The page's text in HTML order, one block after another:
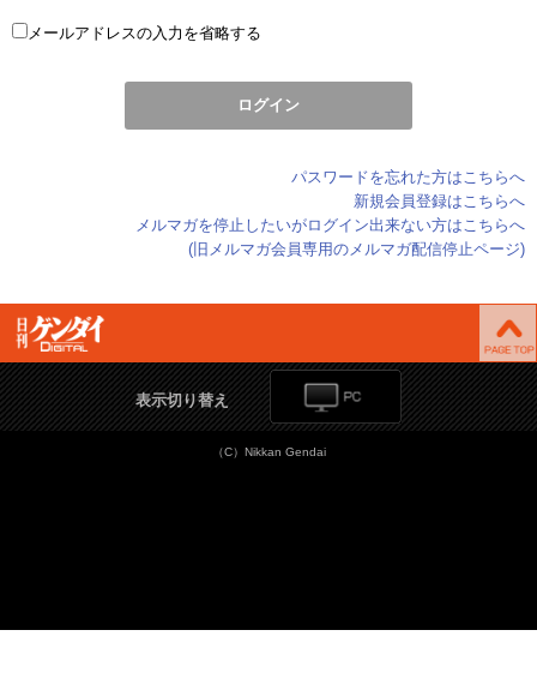
メールアドレスの入力を省略する
パスワードを忘れた方はこちらへ
新規会員登録はこちらへ
メルマガを停止したいがログイン出来ない方はこちらへ
(旧メルマガ会員専用のメルマガ配信停止ページ)
表示切り替え
（C）Nikkan Gendai